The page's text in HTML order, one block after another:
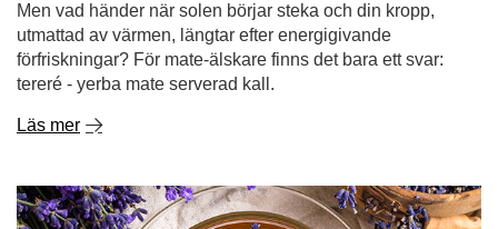
Men vad händer när solen börjar steka och din kropp,
utmattad av värmen, längtar efter energigivande
förfriskningar? För mate-älskare finns det bara ett svar:
tereré - yerba mate serverad kall.
Läs mer